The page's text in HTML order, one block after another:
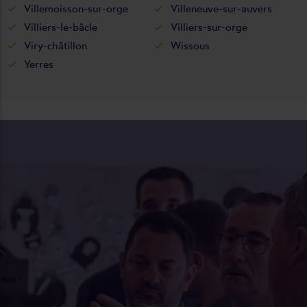
Villemoisson-sur-orge
Villeneuve-sur-auvers
Villiers-le-bâcle
Villiers-sur-orge
Viry-châtillon
Wissous
Yerres